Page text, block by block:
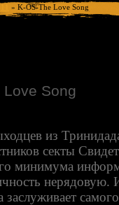
» K-OS-The Love Song
Love Song
из
секты
минимума
нерядовую.